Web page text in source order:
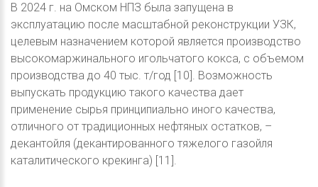
В 2024 г. на Омском НПЗ была запущена в
эксплуатацию после масштабной реконструкции УЗК,
целевым назначением которой является производство
высокомаржинального игольчатого кокса, с объемом
производства до 40 тыс. т/год [10]. Возможность
выпускать продукцию такого качества дает
применение сырья принципиально иного качества,
отличного от традиционных нефтяных остатков, –
декантойля (декантированного тяжелого газойля
каталитического крекинга) [11].